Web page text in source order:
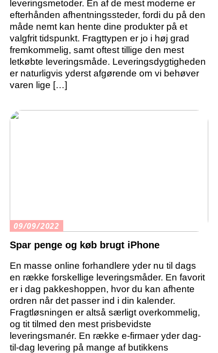
leveringsmetoder. En af de mest moderne er
efterhånden afhentningssteder, fordi du på den
måde nemt kan hente dine produkter på et
valgfrit tidspunkt. Fragttypen er jo i høj grad
fremkommelig, samt oftest tillige den mest
letkøbte leveringsmåde. Leveringsdygtigheden
er naturligvis yderst afgørende om vi behøver
varen lige […]
09/09/2022
Spar penge og køb brugt iPhone
En masse online forhandlere yder nu til dags
en række forskellige leveringsmåder. En favorit
er i dag pakkeshoppen, hvor du kan afhente
ordren når det passer ind i din kalender.
Fragtløsningen er altså særligt overkommelig,
og tit tilmed den mest prisbevidste
leveringsmanér. En række e-firmaer yder dag-
til-dag levering på mange af butikkens